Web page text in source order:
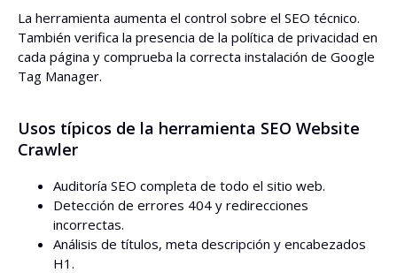
La herramienta aumenta el control sobre el SEO técnico.
También verifica la presencia de la política de privacidad en
cada página y comprueba la correcta instalación de Google
Tag Manager.
Usos típicos de la herramienta SEO Website
Crawler
Auditoría SEO completa de todo el sitio web.
Detección de errores 404 y redirecciones
incorrectas.
Análisis de títulos, meta descripción y encabezados
H1.